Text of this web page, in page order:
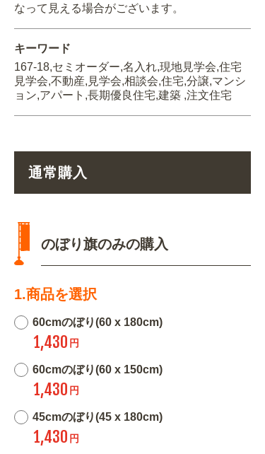
なって見える場合がございます。
キーワード
167-18,セミオーダー,名入れ,現地見学会,住宅
見学会,不動産,見学会,相談会,住宅,分譲,マンシ
ョン,アパート,長期優良住宅,建築 ,注文住宅
通常購入
のぼり旗のみの購入
1.商品を選択
60cmのぼり(60 x 180cm)
1,430 円
60cmのぼり(60 x 150cm)
1,430 円
45cmのぼり(45 x 180cm)
1,430 円